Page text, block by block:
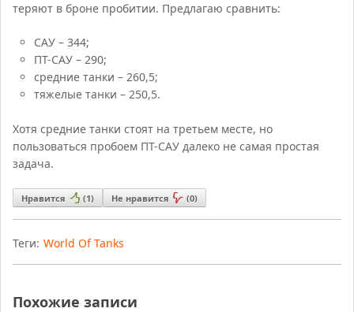
теряют в броне пробитии. Предлагаю сравнить:
САУ – 344;
ПТ-САУ – 290;
средние танки – 260,5;
тяжелые танки – 250,5.
Хотя средние танки стоят на третьем месте, но
пользоваться пробоем ПТ-САУ далеко не самая простая
задача.
Нравится (1) Не нравится (0)
Теги: World Of Tanks
Похожие записи